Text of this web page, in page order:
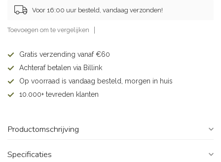
Voor 16:00 uur besteld, vandaag verzonden!
Toevoegen om te vergelijken
Gratis verzending vanaf €60
Achteraf betalen via Billink
Op voorraad is vandaag besteld, morgen in huis
10.000+ tevreden klanten
Productomschrijving
Specificaties